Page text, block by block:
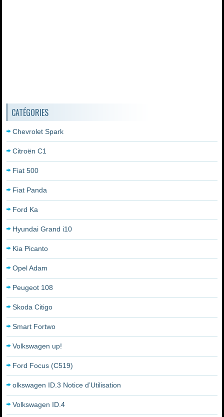
CATÉGORIES
Chevrolet Spark
Citroën C1
Fiat 500
Fiat Panda
Ford Ka
Hyundai Grand i10
Kia Picanto
Opel Adam
Peugeot 108
Skoda Citigo
Smart Fortwo
Volkswagen up!
Ford Focus (C519)
olkswagen ID.3 Notice d’Utilisation
Volkswagen ID.4